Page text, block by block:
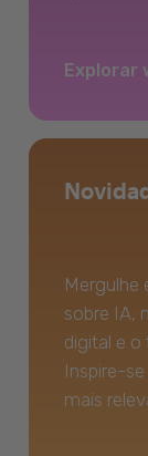
Explorar
Mergulhe
sobre IA,
digital e o
Inspire-
mais